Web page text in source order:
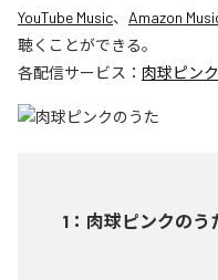
YouTube Music、 Amazon
聴くことができる。
各配信サービス： 肉球ピン
1 ： 肉球ピンクのう